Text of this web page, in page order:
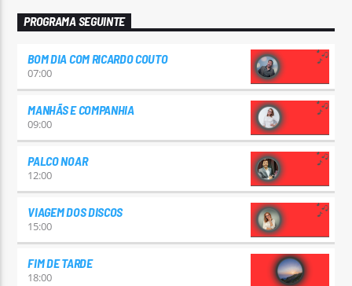
PROGRAMA SEGUINTE
BOM DIA COM RICARDO COUTO
07:00
MANHÃS E COMPANHIA
09:00
PALCO NOAR
12:00
VIAGEM DOS DISCOS
15:00
FIM DE TARDE
18:00